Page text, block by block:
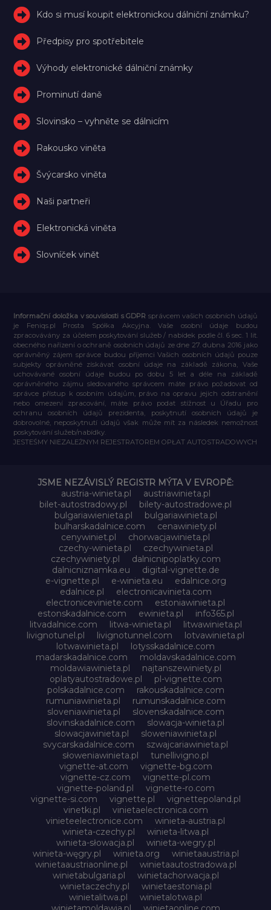
Kdo si musí koupit elektronickou dálniční známku?
Předpisy pro spotřebitele
Výhody elektronické dálniční známky
Prominutí daně
Slovinsko – vyhněte se dálnicím
Rakousko viněta
Švýcarsko viněta
Naši partneři
Elektronická viněta
Slovníček vinět
Informační doložka v souvislosti s GDPR správcem vašich osobních údajů
je Feniqs.pl Prosta Spółka Akcyjna. Vaše osobní údaje budou
zpracovávány za účelem poskytování služeb / nabídek podle čl. 6 sec. 1 lit.
obecného nařízení o ochraně osobních údajů ze dne 27. dubna 2016 jako
oprávněný zájem správce budou příjemci Vašich osobních údajů pouze
subjekty oprávněné získávat osobní údaje na základě zákona, Vaše
uchovávané osobní údaje budou po dobu 5 let a déle na základě
oprávněného zájmu sledovaného správcem máte právo požadovat od
správce přístup k osobním údajům, právo na opravu jejich odstranění
nebo omezení zpracování, máte právo podat stížnost u Úřadu pro
ochranu osobních údajů prezidenta, poskytnutí osobních údajů je
dobrovolné, neposkytnutí údajů však může mít za následek nemožnost
poskytování služeb/nabídky.
JESTEŚMY NIEZALEŻNYM REJESTRATOREM OPŁAT AUTOSTRADOWYCH
JSME NEZÁVISLÝ REGISTR MÝTA V EVROPĚ:
austria-winieta.pl
austriawinieta.pl
bilet-autostradowy.pl
bilety-autostradowe.pl
bulgariawienieta.pl
bulgariawinieta.pl
bulharskadalnice.com
cenawiniety.pl
cenywiniet.pl
chorwacjawinieta.pl
czechy-winieta.pl
czechywinieta.pl
czechywiniety.pl
dalnicnipoplatky.com
dalnicniznamka.eu
digital-vignette.de
e-vignette.pl
e-winieta.eu
edalnice.org
edalnice.pl
electronicavinieta.com
electroniceviniete.com
estoniawinieta.pl
estonskadalnice.com
ewinieta.pl
info365.pl
litvadalnice.com
litwa-winieta.pl
litwawinieta.pl
livignotunel.pl
livignotunnel.com
lotvawinieta.pl
lotwawinieta.pl
lotysskadalnice.com
madarskadalnice.com
moldavskadalnice.com
moldawiawinieta.pl
najtanszewiniety.pl
oplatyautostradowe.pl
pl-vignette.com
polskadalnice.com
rakouskadalnice.com
rumuniawinieta.pl
rumunskadalnice.com
sloveniawinieta.pl
slovenskadalnice.com
slovinskadalnice.com
slowacja-winieta.pl
slowacjawinieta.pl
sloweniawinieta.pl
svycarskadalnice.com
szwajcariawinieta.pl
słoweniawinieta.pl
tunellivigno.pl
vignette-at.com
vignette-bg.com
vignette-cz.com
vignette-pl.com
vignette-poland.pl
vignette-ro.com
vignette-si.com
vignette.pl
vignettepoland.pl
vinetki.pl
vinietaelectronica.com
vinieteelectronice.com
winieta-austria.pl
winieta-czechy.pl
winieta-litwa.pl
winieta-słowacja.pl
winieta-wegry.pl
winieta-węgry.pl
winieta.org
winietaaustria.pl
winietaaustriaonline.pl
winietaautostradowa.pl
winietabulgaria.pl
winietachorwacja.pl
winietaczechy.pl
winietaestonia.pl
winietalitwa.pl
winietalotwa.pl